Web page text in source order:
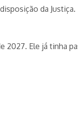
da
Ele já tinha